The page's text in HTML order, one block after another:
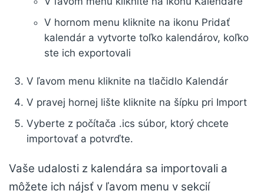
V hornom menu kliknite na ikonu Pridať
kalendár a vytvorte toľko kalendárov, koľko
ste ich exportovali
V ľavom menu kliknite na tlačidlo Kalendár
V pravej hornej lište kliknite na šípku pri Import
Vyberte z počítača .ics súbor, ktorý chcete
importovať a potvrďte.
Vaše udalosti z kalendára sa importovali a
môžete ich nájsť v ľavom menu v sekcií